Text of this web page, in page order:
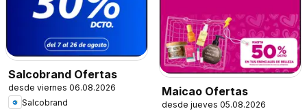
Salcobrand Ofertas
desde viernes 06.08.2026
Salcobrand
Maicao Ofertas
desde jueves 05.08.2026